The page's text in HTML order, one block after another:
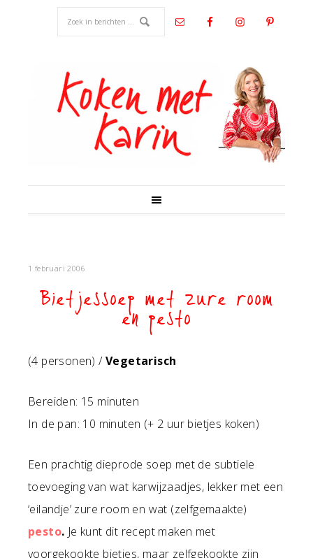
1 februari 2006
Bietjessoep met zure room
en pesto
(4 personen) /Vegetarisch
Bereiden: 15 minuten
In de pan: 10 minuten (+ 2 uur bietjes koken)
Een prachtig dieprode soep met de subtiele
toevoeging van wat karwijzaadjes, lekker met een
‘eilandje’ zure room en wat (zelfgemaakte)
pesto. Je kunt dit recept maken met
voorgekookte bietjes, maar zelfgekookte zijn